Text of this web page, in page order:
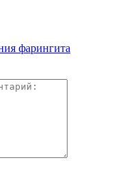
фарингита